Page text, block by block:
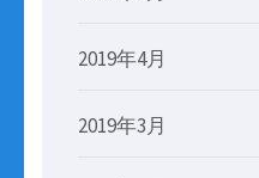
2019年4月
2019年3月